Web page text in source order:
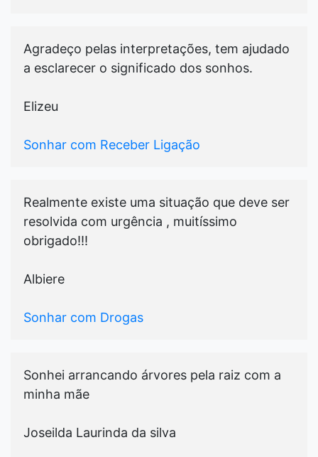
Agradeço pelas interpretações, tem ajudado
a esclarecer o significado dos sonhos.
Elizeu
Sonhar com Receber Ligação
Realmente existe uma situação que deve ser
resolvida com urgência , muitíssimo
obrigado!!!
Albiere
Sonhar com Drogas
Sonhei arrancando árvores pela raiz com a
minha mãe
Joseilda Laurinda da silva